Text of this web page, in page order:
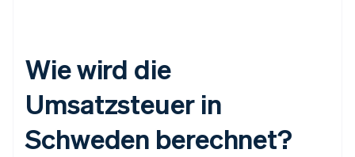
Wie wird die
Umsatzsteuer in
Schweden berechnet?